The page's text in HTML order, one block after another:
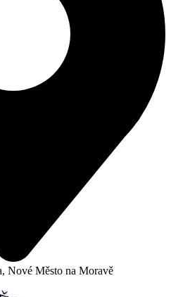
Nové Město na Moravě